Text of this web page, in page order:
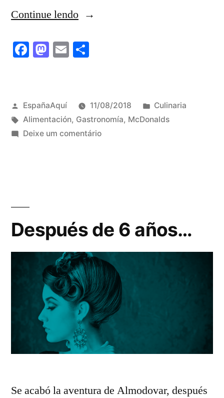
Continue lendo“El
la
valores
y
Facebook
Mastodon
Email
Publicado
por
EspañaAquí 11/08/2018
Publicado
em
Culinaria
Tags:
Alimentación, Gastronomía, McDonalds
Deixe um comentárioem
y
mejor
maridaje
posible
Después de 6 años…
Se acabó la aventura de Almodovar, después